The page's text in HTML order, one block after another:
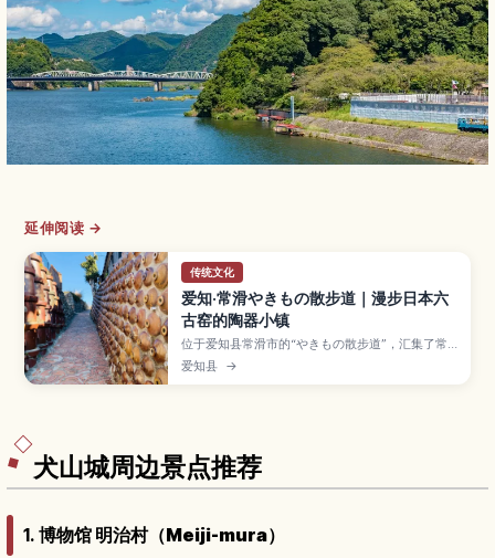
延伸阅读 →
传统文化
爱知·常滑やきもの散步道｜漫步日本六
古窑的陶器小镇
位于爱知县常滑市的“やきもの散步道”，汇集了常
滑烧工房、红砖烟囱、陶管坡道和招财猫等，是感
受日本六古窑之一——常滑烧历史与街景的散步路
爱知县 →
犬山城周边景点推荐
1. 博物馆 明治村（Meiji-mura）